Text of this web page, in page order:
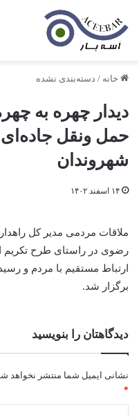
خانه / دسته‌بندی نشده
دیدار چهره به
حمل ونقل
شهروندان
۱۴ اسفند ۱۴۰۲
ملاقات مردمی مدیر کل
رضوی در راستای طرح تکریم
ارتباط مستقیم با مردم و
برگزار شد.
دیدگاهتان را بنویسید
نشانی ایمیل شما منتشر نخواهد
*